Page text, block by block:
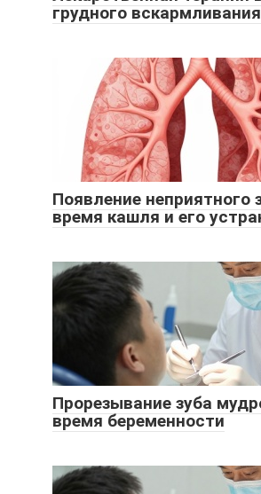
грудного вскармливания
Появление неприятного
время кашля и его
Прорезывание зуба
время беременности